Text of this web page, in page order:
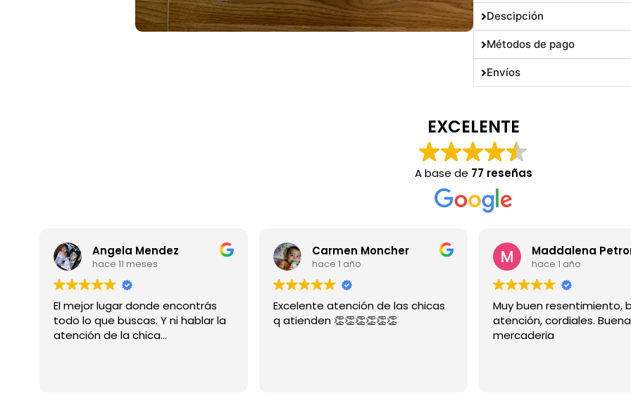
Descipción
Métodos de pago
Envíos
EXCELENTE
A base de 77 reseñas
Angela Mendez
hace 11 meses
lugar donde encontrás
lo que buscas. Y ni hablar la
de la chica...
Carmen Moncher
hace 1 año
Excelente atención de las chicas
q atienden 👏👏👏👏👏👏
Maddalena Petrone
hace 1 año
Muy buen resentimiento, buena